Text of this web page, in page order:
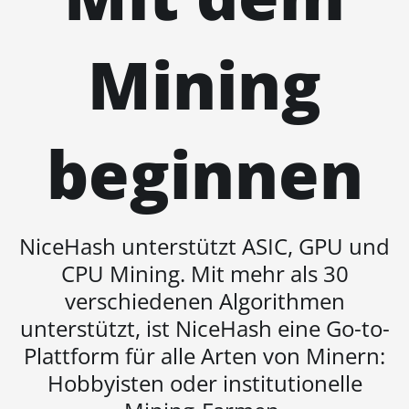
Pro
(270Th)
BITMAIN AntMiner S21 XP
BITMAIN AntMiner S21 XP
Immersion (300Th)
BITMAIN AntMiner S21
BITMAIN AntMiner S21+
(216Th)
BITMAIN AntMiner S21+
Hyd (319Th)
BITMAIN AntMiner S21e
XP Hyd (430Th)
Mining
beginnen
NiceHash unterstützt ASIC, GPU und
CPU Mining. Mit mehr als 30
verschiedenen Algorithmen
unterstützt, ist NiceHash eine Go-to-
Plattform für alle Arten von Minern:
Hobbyisten oder institutionelle